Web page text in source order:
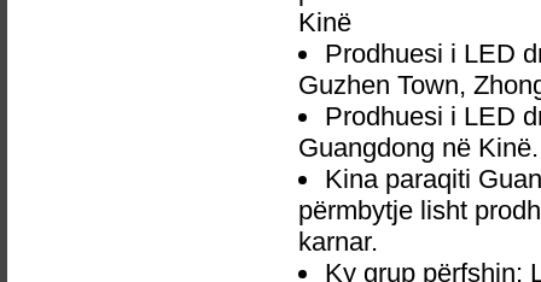
Kinë
Prodhuesi i LED
Guzhen Town,
Prodhuesi i LED
Guangdong në Kinë.
Kina paraqiti
përmbytje lisht
karnar.
Ky grup përfshin: